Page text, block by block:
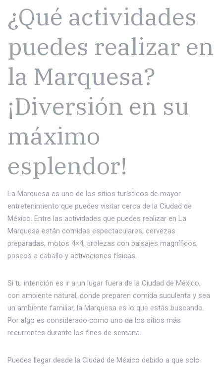
¿Qué actividades
puedes realizar en
la Marquesa?
¡Diversión en su
máximo
esplendor!
La Marquesa es uno de los sitios turísticos de mayor
entretenimiento que puedes visitar cerca de la Ciudad de
México. Entre las actividades que puedes realizar en La
Marquesa están comidas espectaculares, cervezas
preparadas, motos 4×4, tirolezas con paisajes magníficos,
paseos a caballo y activaciones físicas.
Si tu intención es ir a un lugar fuera de la Ciudad de México,
con ambiente natural, donde preparen comida suculenta y sea
un ambiente familiar, la Marquesa es lo que estás buscando.
Por algo es considerado como uno de los sitios más
recurrentes durante los fines de semana.
Puedes llegar desde la Ciudad de México debido a que solo